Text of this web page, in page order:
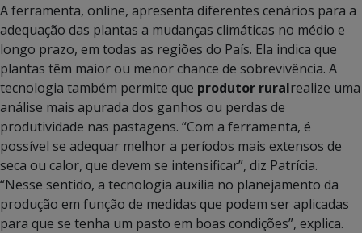
A ferramenta, online, apresenta diferentes cenários para a
adequação das plantas a mudanças climáticas no médio e
longo prazo, em todas as regiões do País. Ela indica que
plantas têm maior ou menor chance de sobrevivência. A
tecnologia também permite que produtor ruralrealize uma
análise mais apurada dos ganhos ou perdas de
produtividade nas pastagens. “Com a ferramenta, é
possível se adequar melhor a períodos mais extensos de
seca ou calor, que devem se intensificar”, diz Patrícia.
“Nesse sentido, a tecnologia auxilia no planejamento da
produção em função de medidas que podem ser aplicadas
para que se tenha um pasto em boas condições”, explica.